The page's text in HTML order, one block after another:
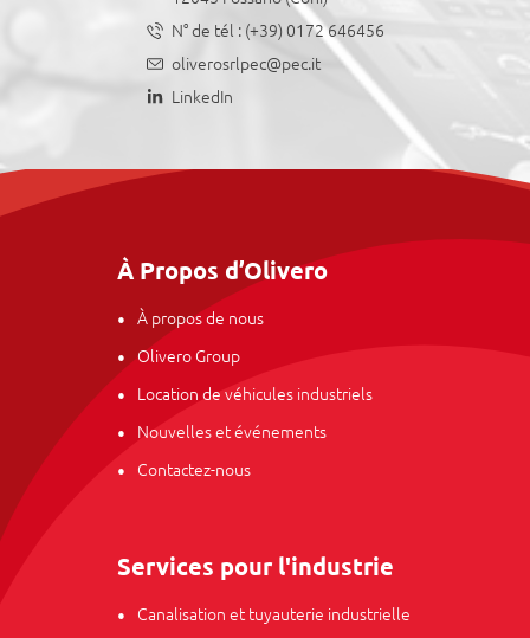
À Propos d’Olivero
À propos de nous
Olivero Group
Location de véhicules industriels
Nouvelles et événements
Contactez-nous
Services pour l'industrie
Canalisation et tuyauterie industrielle
N° de tél :(+39) 0172 646456
oliverosrlpec@pec.it
LinkedIn